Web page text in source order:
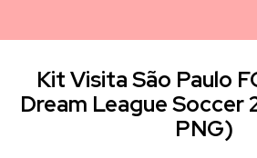
Kit Visita São Paulo
Dream League Soccer
PNG)